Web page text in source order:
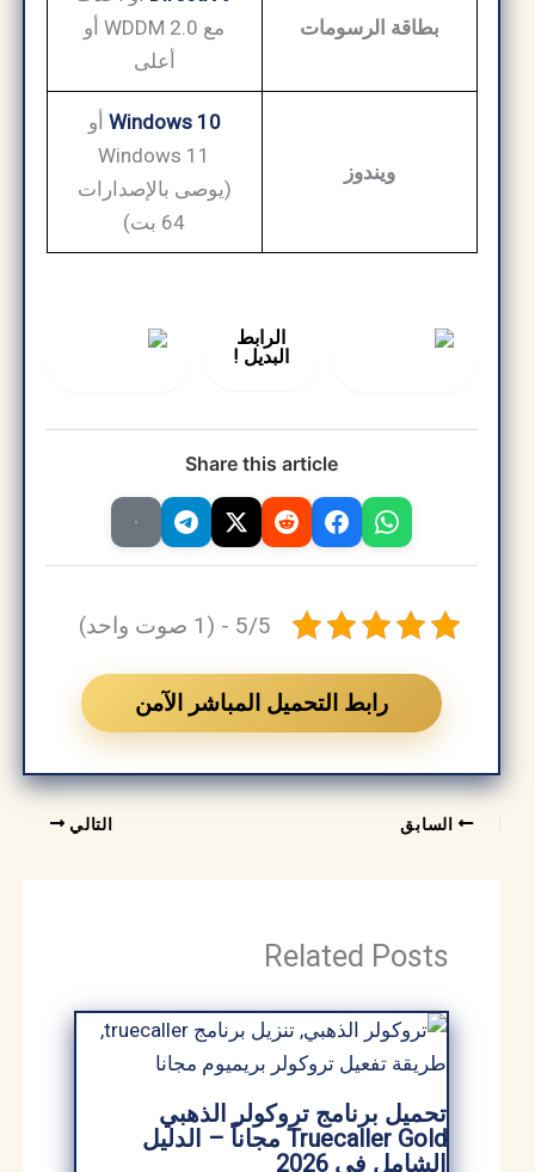
بطاقة الرسومات
مع WDDM 2.0 أو
أعلى
ويندوز
Windows 10أو
Windows 11
(يوصى بالإصدارات
64 بت)
الرابط
البديل !
Share this article
5/5 - (1 صوت واحد)
رابط التحميل المباشر الآمن
السابق التالي
Related Posts
تحميل برنامج تروكولر الذهبي
Truecaller Gold مجاناً – الدليل
الشامل في 2026